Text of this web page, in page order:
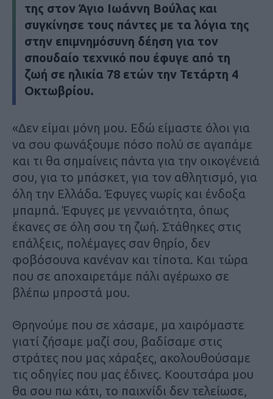
της στον Άγιο Ιωάννη Βούλας και
συγκίνησε τους πάντες με τα λόγια της
στην επιμνημόσυνη δέηση για τον
σπουδαίο τεχνικό που έφυγε από τη
ζωή σε ηλικία 78 ετών την Τετάρτη 4
Οκτωβρίου.
«Δεν είμαι μόνη μου. Εδώ είμαστε όλοι για
να σου φωνάξουμε πόσο πολύ σε αγαπάμε
και τι θα σημαίνεις πάντα για την οικογένειά
σου, για το μπάσκετ, για τον αθλητισμό, για
όλη την Ελλάδα. Έφυγες νωρίς και ένδοξα
μπαμπά. Έφυγες με γενναιότητα, όπως
έκανες σε όλη σου τη ζωή. Στάθηκες στις
επάλξεις, πολέμαγες σαν θηρίο, δεν
φοβόσουνα κανέναν και τίποτα. Και τώρα
που σε αποχαιρετάμε πάλι αγέρωχο σε
βλέπω μπροστά μου.
Θρηνούμε που σε χάσαμε, μα χαιρόμαστε
γιατί ζήσαμε μαζί σου, βαδίσαμε στις
στράτες που μας χάραξες, ακολουθούσαμε
τις οδηγίες που μας έδινες. Κοουτσάρα μου
θα σου πω κάτι, το παιχνίδι δεν τελείωσε,